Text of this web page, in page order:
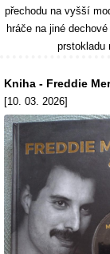
přechodu na vyšší
hráče na jiné
prstokladu
Kniha - Freddie
[10. 03. 2026]